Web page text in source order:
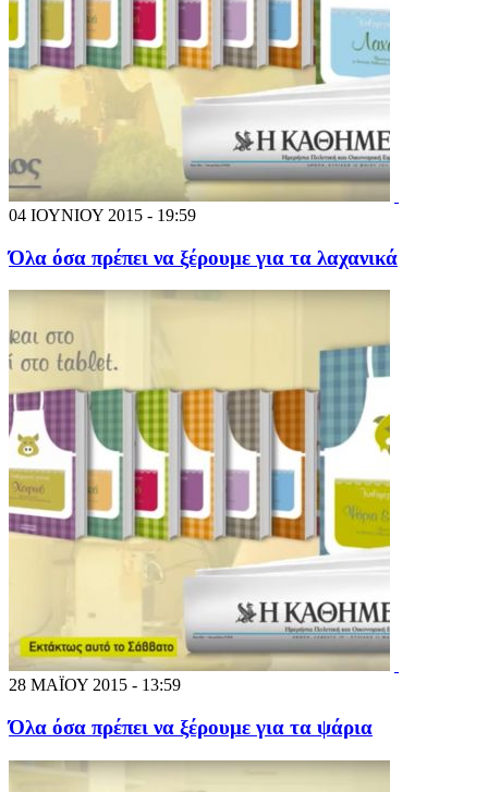
04 ΙΟΥΝΙΟΥ 2015 - 19:59
Όλα όσα πρέπει να ξέρουμε για τα λαχανικά
28 ΜΑΪΟΥ 2015 - 13:59
Όλα όσα πρέπει να ξέρουμε για τα ψάρια